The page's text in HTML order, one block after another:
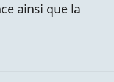
ainsi que la